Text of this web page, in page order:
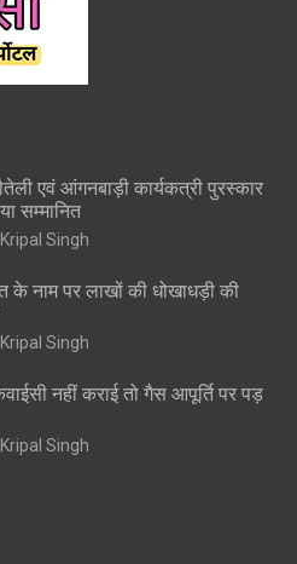
एवं आंगनबाड़ी कार्यकत्री पुरस्कार
सम्मानित
Kripal Singh
के नाम पर लाखों की धोखाधड़ी की
Kripal Singh
नहीं कराई तो गैस आपूर्ति पर पड़
Kripal Singh